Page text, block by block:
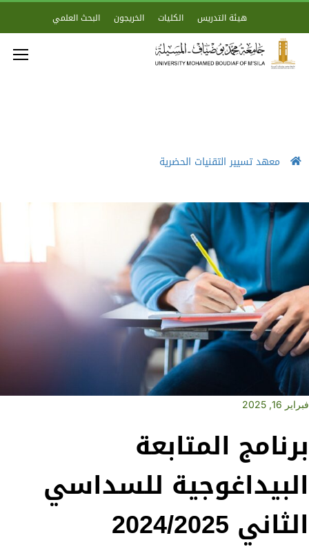
هيئة التدريس الكليات الخريجون البحث العلمي
معهد تسيير التقنيات الحضرية
فبراير 16, 2025
برنامج المتابعة
البيداغوجية للسداسي
الثاني 2024/2025